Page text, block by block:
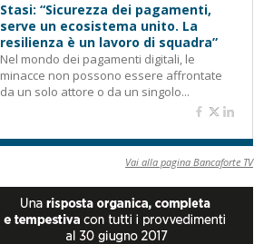
Stasi: “Sicurezza dei pagamenti,
serve un ecosistema unito. La
resilienza è un lavoro di squadra”
Nel mondo dei pagamenti digitali, le
minacce non possono essere affrontate
da un solo attore o da un singolo...
Vai alla pagina Bancaforte TV